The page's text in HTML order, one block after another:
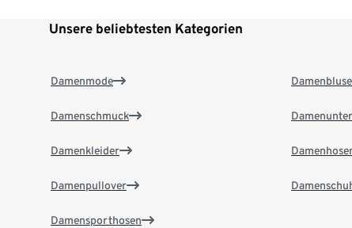
Unsere beliebtesten Kategorien
Damenmode
Damenschmuck
Damenkleider
Damenpullover
Damensporthosen